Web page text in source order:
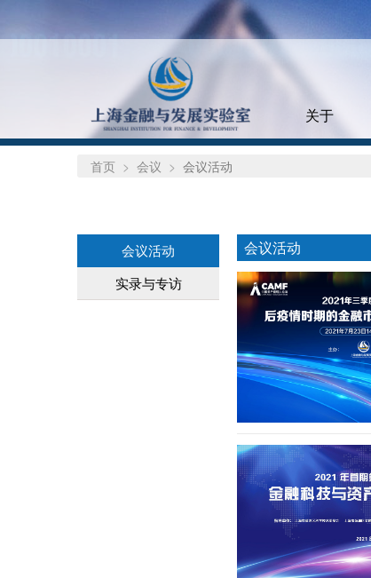
关于
首页 会议 会议活动
会议活动
会议活动
实录与专访